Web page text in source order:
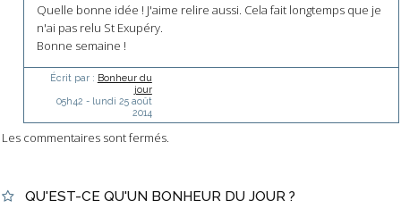
Quelle bonne idée ! J'aime relire aussi. Cela fait longtemps que je
n'ai pas relu St Exupéry.
Bonne semaine !
Écrit par : Bonheur du
jour
05h42 - lundi 25 août
2014
Les commentaires sont fermés.
QU'EST-CE QU'UN BONHEUR DU JOUR ?